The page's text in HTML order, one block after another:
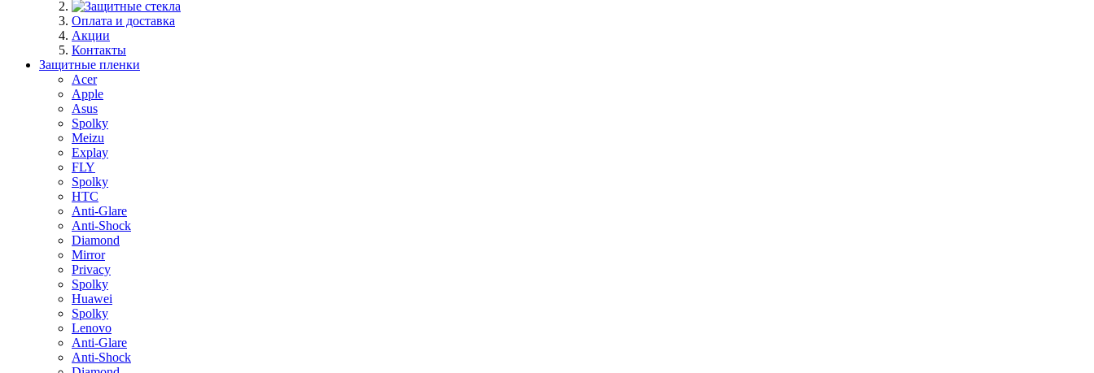
Оплата и доставка
Акции
Контакты
Защитные пленки
Acer
Apple
Asus
Spolky
Meizu
Explay
FLY
Spolky
HTC
Anti-Glare
Anti-Shock
Diamond
Mirror
Privacy
Spolky
Huawei
Spolky
Lenovo
Anti-Glare
Anti-Shock